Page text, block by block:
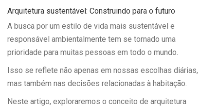
Arquitetura sustentável: Construindo para o futuro
A busca por um estilo de vida mais sustentável e
responsável ambientalmente tem se tornado uma
prioridade para muitas pessoas em todo o mundo.
Isso se reflete não apenas em nossas escolhas diárias,
mas também nas decisões relacionadas à habitação.
Neste artigo, exploraremos o conceito de arquitetura